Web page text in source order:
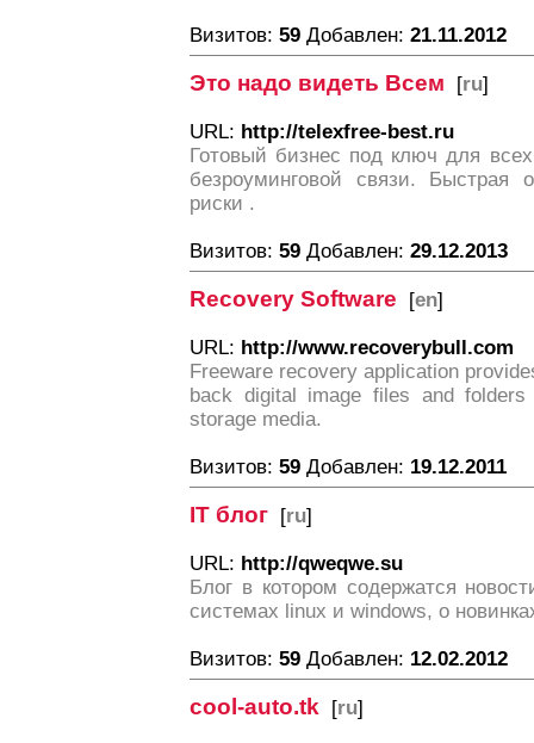
Визитов: 59 Добавлен: 21.11.2012
Это надо видеть Всем [ru]
URL: http://telexfree-best.ru
Готовый бизнес под ключ для
безроуминговой связи. Быстрая
риски .
Визитов: 59 Добавлен: 29.12.2013
Recovery Software [en]
URL: http://www.recoverybull.com
Freeware recovery application
back digital image files and
storage media.
Визитов: 59 Добавлен: 19.12.2011
IT блог [ru]
URL: http://qweqwe.su
Блог в котором содержатся
системах linux и windows, о
Визитов: 59 Добавлен: 12.02.2012
cool-auto.tk [ru]